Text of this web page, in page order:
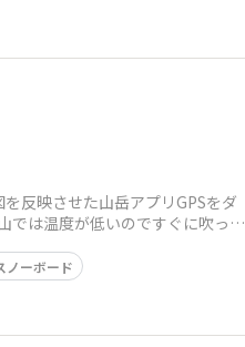
反映させた山岳アプリGPSをダ
では温度が低いのですぐに吹っ飛
ノーボード